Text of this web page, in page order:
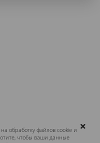
обработку файлов cookie и
чтобы ваши данные